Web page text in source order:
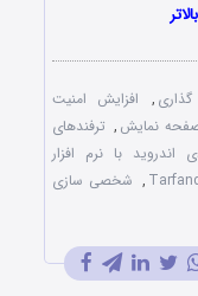
,
افزایش امنیت
نمایش , ترفندهای
اندروید با نرم افزار
, شخصی سازی